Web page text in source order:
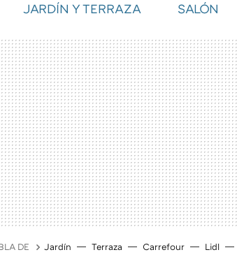
JARDÍN Y TERRAZA SALÓN
DE Jardín Terraza Carrefour Lidl